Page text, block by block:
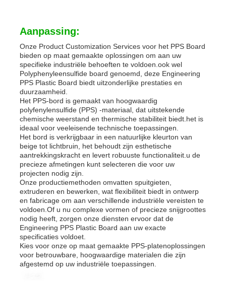
Aanpassing:
Onze Product Customization Services voor het PPS Board
bieden op maat gemaakte oplossingen om aan uw
specifieke industriële behoeften te voldoen.ook wel
Polyphenyleensulfide board genoemd, deze Engineering
PPS Plastic Board biedt uitzonderlijke prestaties en
duurzaamheid.
Het PPS-bord is gemaakt van hoogwaardig
polyfenylensulfide (PPS) -materiaal, dat uitstekende
chemische weerstand en thermische stabiliteit biedt.het is
ideaal voor veeleisende technische toepassingen.
Het bord is verkrijgbaar in een natuurlijke kleurton van
beige tot lichtbruin, het behoudt zijn esthetische
aantrekkingskracht en levert robuuste functionaliteit.u de
precieze afmetingen kunt selecteren die voor uw
projecten nodig zijn.
Onze productiemethoden omvatten spuitgieten,
extruderen en bewerken, wat flexibiliteit biedt in ontwerp
en fabricage om aan verschillende industriële vereisten te
voldoen.Of u nu complexe vormen of precieze snijgroottes
nodig heeft, zorgen onze diensten ervoor dat de
Engineering PPS Plastic Board aan uw exacte
specificaties voldoet.
Kies voor onze op maat gemaakte PPS-platenoplossingen
voor betrouwbare, hoogwaardige materialen die zijn
afgestemd op uw industriële toepassingen.